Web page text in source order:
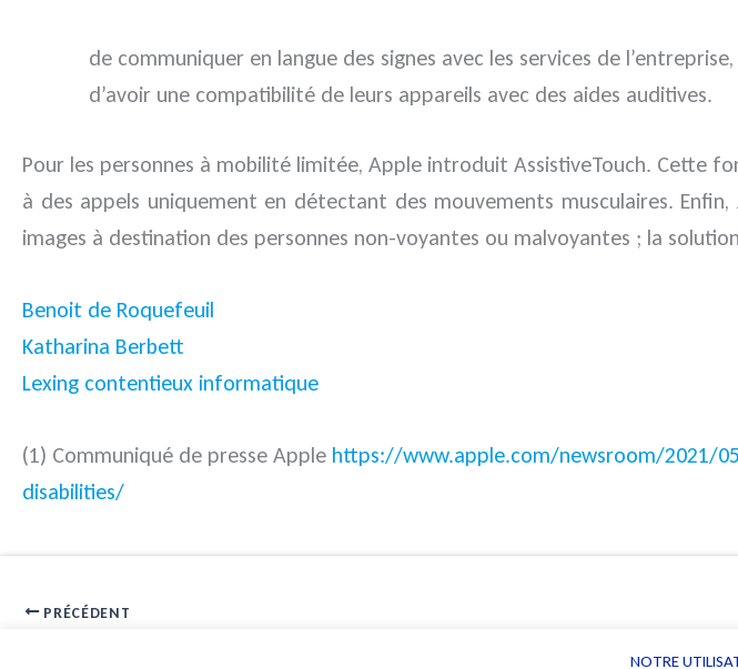
de communiquer en langue des signes avec les services de
d’avoir une compatibilité de leurs appareils avec des aides auditives.
Pour les personnes à mobilité limitée, Apple introduit AssistiveTouch.
à des appels uniquement en détectant des mouvements musculaires.
images à destination des personnes non-voyantes ou malvoyantes ; la
Benoit de Roquefeuil
Katharina Berbett
Lexing contentieux informatique
(1) Communiqué de presse Apple https://www.apple.com/newsroom/2021/
disabilities/
PRÉCÉDENT
NOTRE